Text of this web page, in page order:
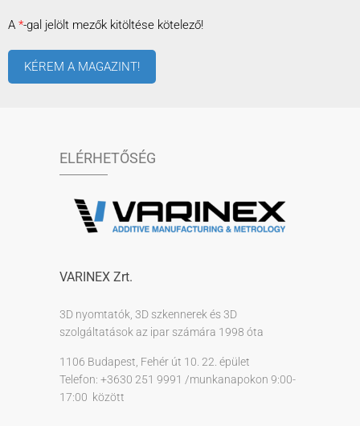
A *-gal jelölt mezők kitöltése kötelező!
ELÉRHETŐSÉG
VARINEX Zrt.
3D nyomtatók, 3D szkennerek és 3D
szolgáltatások az ipar számára 1998 óta
1106 Budapest, Fehér út 10. 22. épület
Telefon: +3630 251 9991 /munkanapokon 9:00-
17:00 között